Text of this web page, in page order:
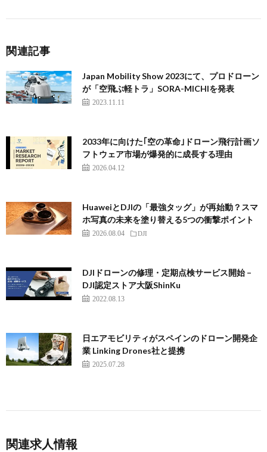
関連記事
Japan Mobility Show 2023にて、プロドローン
が「空飛ぶ軽トラ」SORA-MICHIを発表
2023.11.11
2033年に向けた｢空の革命｣ドローン飛行計画ソ
フトウェア市場が爆発的に成長する理由
2026.04.12
HuaweiとDJIの「最強タッグ」が再始動？スマ
ホ写真の未来を塗り替える5つの衝撃ポイント
2026.08.04 DJI
DJIドローンの修理・定期点検サービス開始 –
DJI認定ストア大阪ShinKu
2022.08.13
日エアモビリティがスペインのドローン開発企
業 Linking Drones社と提携
2025.07.28
関連求人情報